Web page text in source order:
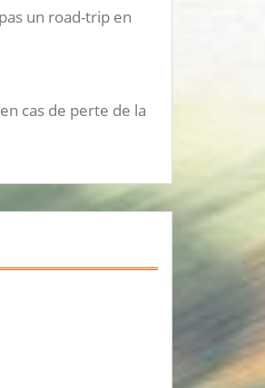
un road-trip en
cas de perte de la